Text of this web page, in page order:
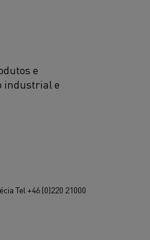
e
industrial e
Tel +46 (0)220 21000